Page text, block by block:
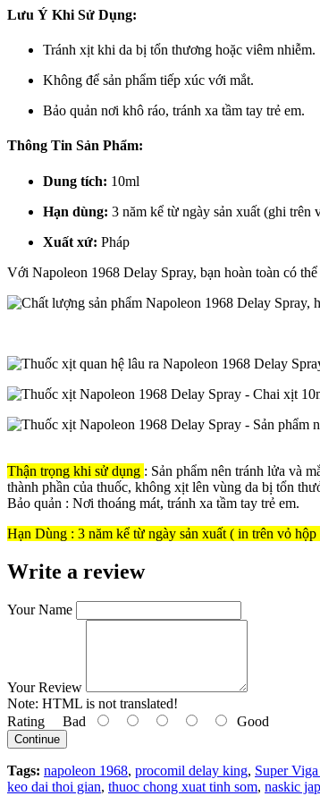
Lưu Ý Khi Sử Dụng:
Tránh xịt khi da bị tổn thương hoặc viêm nhiễm.
Không để sản phẩm tiếp xúc với mắt.
Bảo quản nơi khô ráo, tránh xa tầm tay trẻ em.
Thông Tin Sản Phẩm:
Dung tích: 10ml
Hạn dùng: 3 năm kể từ ngày sản xuất (ghi trên
Xuất xứ: Pháp
Với Napoleon 1968 Delay Spray, bạn hoàn toàn có
Thận trọng khi sử dụng : Sản phẩm nên tránh lửa và
thành phần của thuốc, không xịt lên vùng da bị tổn
Bảo quản : Nơi thoáng mát, tránh xa tầm tay trẻ em.
Hạn Dùng : 3 năm kể từ ngày sản xuất ( in trên vỏ hộp
Write a review
Your Name
Your Review
Note: HTML is not translated!
Rating Bad Good
Continue
Tags: napoleon 1968, procomil delay king, Super
keo dai thoi gian, thuoc chong xuat tinh som, naskic